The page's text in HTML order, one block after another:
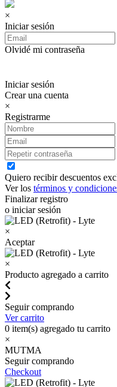
×
Iniciar sesión
Olvidé mi contraseña
Iniciar sesión
Crear una cuenta
×
Registrarme
Quiero recibir descuentos
Ver los términos y
Finalizar registro
o iniciar sesión
×
Aceptar
×
Producto agregado a carrito
Seguir comprando
Ver carrito
0 item(s) agregado tu carrito
×
MUTMA
Seguir comprando
Checkout